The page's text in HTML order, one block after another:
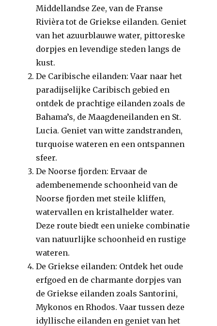
Middellandse Zee, van de Franse
Rivièra tot de Griekse eilanden. Geniet
van het azuurblauwe water, pittoreske
dorpjes en levendige steden langs de
kust.
De Caribische eilanden: Vaar naar het
paradijselijke Caribisch gebied en
ontdek de prachtige eilanden zoals de
Bahama’s, de Maagdeneilanden en St.
Lucia. Geniet van witte zandstranden,
turquoise wateren en een ontspannen
sfeer.
De Noorse fjorden: Ervaar de
adembenemende schoonheid van de
Noorse fjorden met steile kliffen,
watervallen en kristalhelder water.
Deze route biedt een unieke combinatie
van natuurlijke schoonheid en rustige
wateren.
De Griekse eilanden: Ontdek het oude
erfgoed en de charmante dorpjes van
de Griekse eilanden zoals Santorini,
Mykonos en Rhodos. Vaar tussen deze
idyllische eilanden en geniet van het